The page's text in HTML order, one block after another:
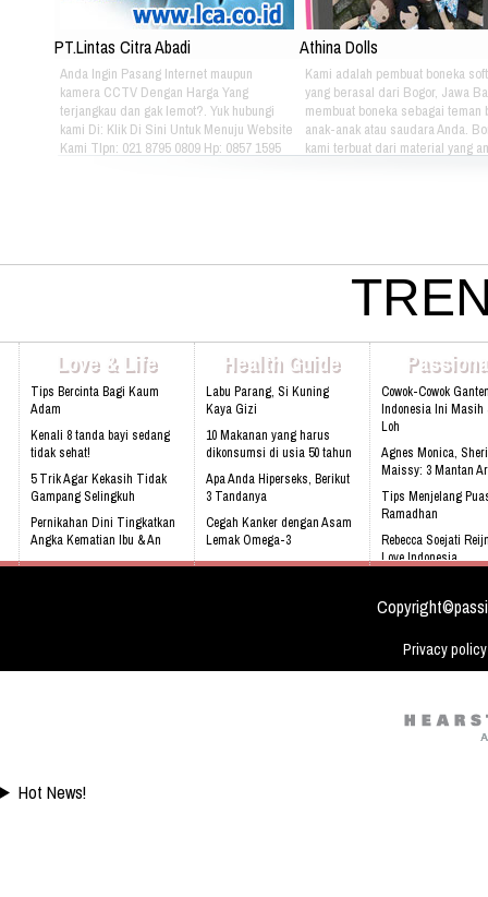
PT.Lintas Citra Abadi
Anda Ingin Pasang Internet maupun
kamera CCTV Dengan Harga Yang
terjangkau dan gak lemot?. Yuk hubungi
kami Di: Klik Di Sini Untuk Menuju Website
Kami Tlpn: 021 8795 0809 Hp: 0857 1595
Athina Dolls
Kami adalah pembuat boneka
yang berasal dari Bogor, Jawa
membuat boneka sebagai teman
anak-anak atau saudara Anda.
kami terbuat dari material yang
4080 Email:
Bbm: 7CD899C3 Addresh:
Park, Jl. Raya Babakan Madang
www.athinadolls.com We Bring
To All Children !! Cinta Batik
Ku Indonesia !! Klik Di Sini Untuk
Website Kami
Love & Life
Tips Bercinta Bagi Kaum
Adam
Kenali 8 tanda bayi sedang
tidak sehat!
5 Trik Agar Kekasih Tidak
Gampang Selingkuh
Pernikahan Dini Tingkatkan
Angka Kematian Ibu & An
Sering Mengalami Mimpi
Health Guide
Labu Parang, Si Kuning
Kaya Gizi
10 Makanan yang harus
dikonsumsi di usia 50 tahun
Apa Anda Hiperseks, Berikut
3 Tandanya
Cegah Kanker dengan Asam
Lemak Omega-3
Bahaya Mendengkur
Cowok-Cowok
Indonesia Ini Masih
Loh
Agnes Monica,
Maissy: 3 Mantan
Tips Menjelang
Ramadhan
Rebecca Soejati
Love Indonesia
Harry Potter Setelah
Privacy policy
Hot News!